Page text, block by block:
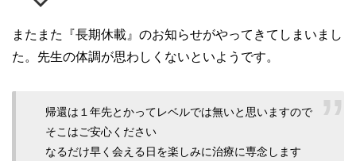
またまた『長期休載』のお知らせがやってきてしまいまし
た。先生の体調が思わしくないといようです。
帰還は１年先とかってレベルでは無いと思いますので
そこはご安心ください
なるだけ早く会える日を楽しみに治療に専念します